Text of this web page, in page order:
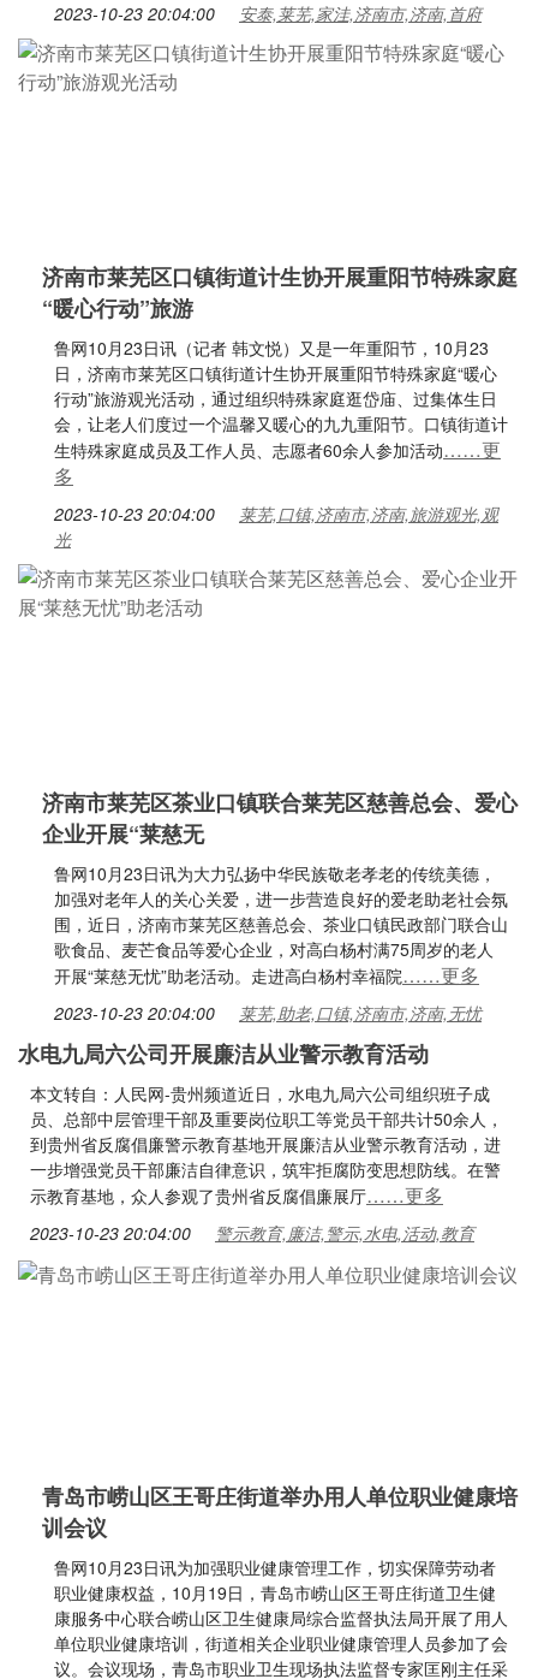
2023-10-23 20:04:00 安泰,莱芜,家洼,济南市,济南,首府
济南市莱芜区口镇街道计生协开展重阳节特殊家庭
“暖心行动”旅游
鲁网10月23日讯（记者 韩文悦）又是一年重阳节，10月23
日，济南市莱芜区口镇街道计生协开展重阳节特殊家庭“暖心
行动”旅游观光活动，通过组织特殊家庭逛岱庙、过集体生日
会，让老人们度过一个温馨又暖心的九九重阳节。口镇街道计
生特殊家庭成员及工作人员、志愿者60余人参加活动……更
多
2023-10-23 20:04:00
莱芜,口镇,济南市,济南,旅游观光,观
光
济南市莱芜区茶业口镇联合莱芜区慈善总会、爱心
企业开展“莱慈无
鲁网10月23日讯为大力弘扬中华民族敬老孝老的传统美德，
加强对老年人的关心关爱，进一步营造良好的爱老助老社会氛
围，近日，济南市莱芜区慈善总会、茶业口镇民政部门联合山
歌食品、麦芒食品等爱心企业，对高白杨村满75周岁的老人
开展“莱慈无忧”助老活动。走进高白杨村幸福院……更多
2023-10-23 20:04:00 莱芜,助老,口镇,济南市,济南,无忧
水电九局六公司开展廉洁从业警示教育活动
本文转自：人民网-贵州频道近日，水电九局六公司组织班子成
员、总部中层管理干部及重要岗位职工等党员干部共计50余人，
到贵州省反腐倡廉警示教育基地开展廉洁从业警示教育活动，进
一步增强党员干部廉洁自律意识，筑牢拒腐防变思想防线。在警
示教育基地，众人参观了贵州省反腐倡廉展厅……更多
2023-10-23 20:04:00 警示教育,廉洁,警示,水电,活动,教育
青岛市崂山区王哥庄街道举办用人单位职业健康培
训会议
鲁网10月23日讯为加强职业健康管理工作，切实保障劳动者
职业健康权益，10月19日，青岛市崂山区王哥庄街道卫生健
康服务中心联合崂山区卫生健康局综合监督执法局开展了用人
单位职业健康培训，街道相关企业职业健康管理人员参加了会
议。会议现场，青岛市职业卫生现场执法监督专家匡刚主任采